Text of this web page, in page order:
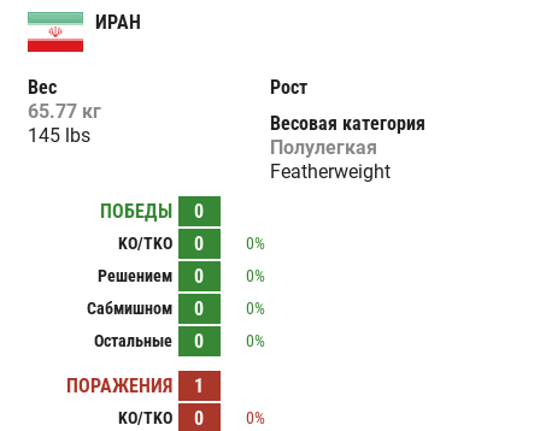
ИРАН
Вес
65.77 кг
145 lbs
Рост
Весовая категория
Полулегкая
Featherweight
ПОБЕДЫ
0
KO/TKO 0
0%
Решением
0
0%
Сабмишном
0
0%
Остальные
0 0%
ПОРАЖЕНИЯ 1
KO/TKO 0
0%